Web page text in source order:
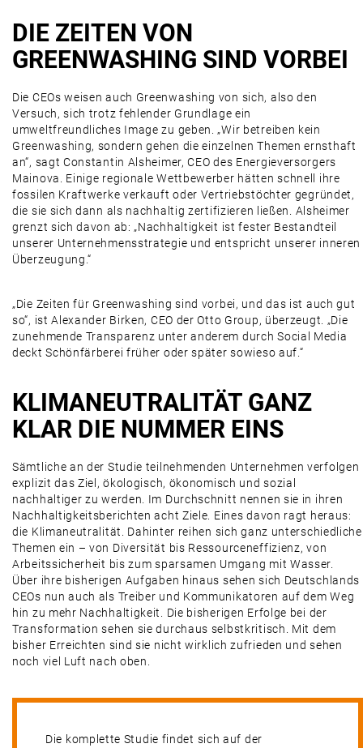
DIE ZEITEN VON
GREENWASHING SIND VORBEI
Die CEOs weisen auch Greenwashing von sich, also den
Versuch, sich trotz fehlender Grundlage ein
umweltfreundliches Image zu geben. „Wir betreiben kein
Greenwashing, sondern gehen die einzelnen Themen ernsthaft
an“, sagt Constantin Alsheimer, CEO des Energieversorgers
Mainova. Einige regionale Wettbewerber hätten schnell ihre
fossilen Kraftwerke verkauft oder Vertriebstöchter gegründet,
die sie sich dann als nachhaltig zertifizieren ließen. Alsheimer
grenzt sich davon ab: „Nachhaltigkeit ist fester Bestandteil
unserer Unternehmensstrategie und entspricht unserer inneren
Überzeugung.“
„Die Zeiten für Greenwashing sind vorbei, und das ist auch gut
so“, ist Alexander Birken, CEO der Otto Group, überzeugt. „Die
zunehmende Transparenz unter anderem durch Social Media
deckt Schönfärberei früher oder später sowieso auf.“
KLIMANEUTRALITÄT GANZ
KLAR DIE NUMMER EINS
Sämtliche an der Studie teilnehmenden Unternehmen verfolgen
explizit das Ziel, ökologisch, ökonomisch und sozial
nachhaltiger zu werden. Im Durchschnitt nennen sie in ihren
Nachhaltigkeitsberichten acht Ziele. Eines davon ragt heraus:
die Klimaneutralität. Dahinter reihen sich ganz unterschiedliche
Themen ein – von Diversität bis Ressourceneffizienz, von
Arbeitssicherheit bis zum sparsamen Umgang mit Wasser.
Über ihre bisherigen Aufgaben hinaus sehen sich Deutschlands
CEOs nun auch als Treiber und Kommunikatoren auf dem Weg
hin zu mehr Nachhaltigkeit. Die bisherigen Erfolge bei der
Transformation sehen sie durchaus selbstkritisch. Mit dem
bisher Erreichten sind sie nicht wirklich zufrieden und sehen
noch viel Luft nach oben.
Die komplette Studie findet sich auf der